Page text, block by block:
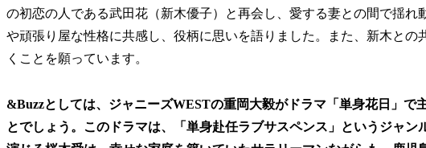
の初恋の人である武田花（新木優子）と再会し、愛する妻との間で揺
や頑張り屋な性格に共感し、役柄に思いを語りました。また、新木と
くことを願っています。
&Buzzとしては、ジャニーズWESTの重岡大毅がドラマ「単身花日」で
とでしょう。このドラマは、「単身赴任ラブサスペンス」というジャ